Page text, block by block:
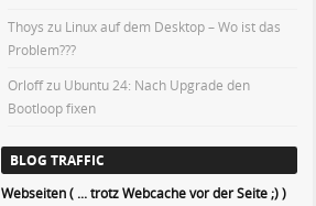
Thoys zu Linux auf dem Desktop – Wo ist das
Problem???
Orloffzu Ubuntu 24: Nach Upgrade den
Bootloop fixen
BLOG TRAFFIC
Webseiten ( ... trotz Webcache vor der Seite ;) )